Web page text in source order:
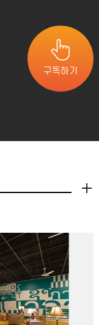
구독하기
더보기